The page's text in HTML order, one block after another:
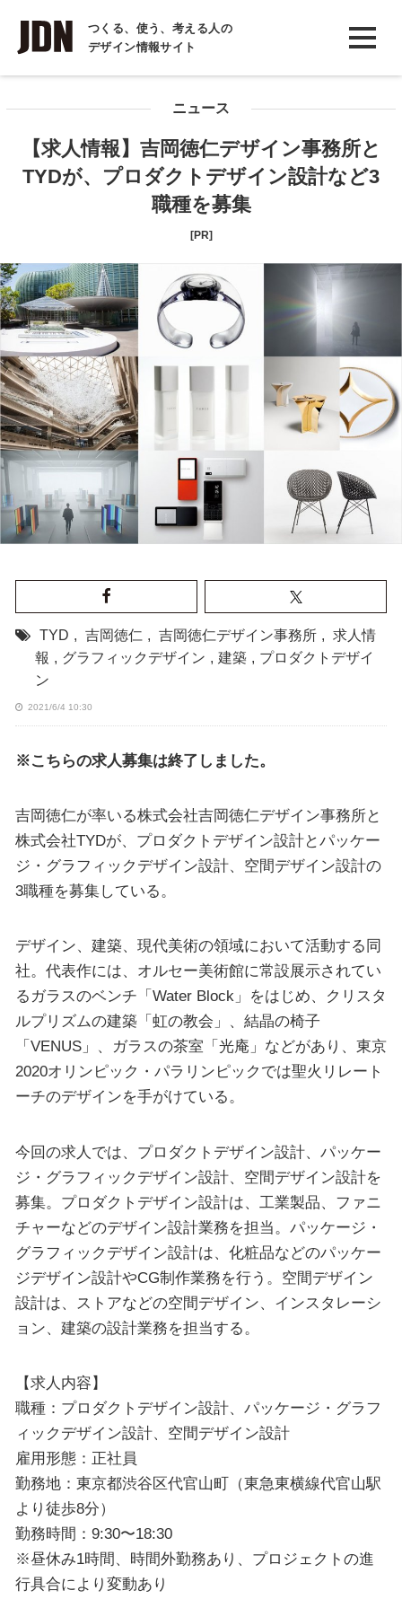
つくる、使う、考える人の
デザイン情報サイト
INTERVIEW
インタビュー
COLUMN
ニュース
【求人情報】吉岡徳仁デザイン事務所と
TYDが、プロダクトデザイン設計など3
職種を募集
[PR]
TYD , 吉岡徳仁 , 吉岡徳仁デザイン事務所 , 求人情
報 , グラフィックデザイン , 建築 , プロダクトデザイ
ン
2021/6/4 10:30
※こちらの求人募集は終了しました。
吉岡徳仁が率いる株式会社吉岡徳仁デザイン事務所と
株式会社TYDが、プロダクトデザイン設計とパッケー
ジ・グラフィックデザイン設計、空間デザイン設計の
3職種を募集している。
デザイン、建築、現代美術の領域において活動する同
社。代表作には、オルセー美術館に常設展示されてい
るガラスのベンチ「Water Block」をはじめ、クリスタ
ルプリズムの建築「虹の教会」、結晶の椅子
「VENUS」、ガラスの茶室「光庵」などがあり、東京
2020オリンピック・パラリンピックでは聖火リレート
ーチのデザインを手がけている。
今回の求人では、プロダクトデザイン設計、パッケー
ジ・グラフィックデザイン設計、空間デザイン設計を
募集。プロダクトデザイン設計は、工業製品、ファニ
チャーなどのデザイン設計業務を担当。パッケージ・
グラフィックデザイン設計は、化粧品などのパッケー
ジデザイン設計やCG制作業務を行う。空間デザイン
設計は、ストアなどの空間デザイン、インスタレーシ
ョン、建築の設計業務を担当する。
【求人内容】
職種：プロダクトデザイン設計、パッケージ・グラフ
ィックデザイン設計、空間デザイン設計
雇用形態：正社員
勤務地：東京都渋谷区代官山町（東急東横線代官山駅
より徒歩8分）
勤務時間：9:30〜18:30
※昼休み1時間、時間外勤務あり、プロジェクトの進
行具合により変動あり